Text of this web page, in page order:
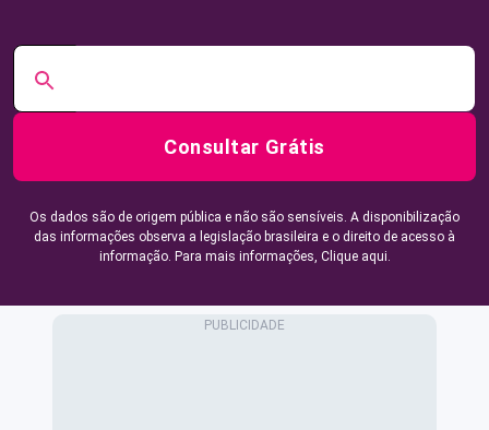
Consultar Grátis
Os dados são de origem pública e não são sensíveis. A disponibilização
das informações observa a legislação brasileira e o direito de acesso à
informação. Para mais informações, Clique aqui.